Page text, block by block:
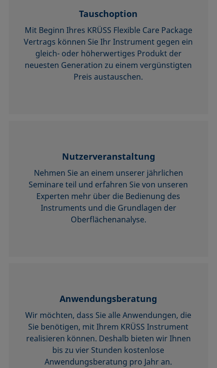
Tauschoption
Mit Beginn Ihres KRÜSS Flexible Care Package
Vertrags können Sie Ihr Instrument gegen ein
gleich- oder höherwertiges Produkt der
neuesten Generation zu einem vergünstigten
Preis austauschen.
Nutzerveranstaltung
Nehmen Sie an einem unserer jährlichen
Seminare teil und erfahren Sie von unseren
Experten mehr über die Bedienung des
Instruments und die Grundlagen der
Oberflächenanalyse.
Anwendungsberatung
Wir möchten, dass Sie alle Anwendungen, die
Sie benötigen, mit Ihrem KRÜSS Instrument
realisieren können. Deshalb bieten wir Ihnen
bis zu vier Stunden kostenlose
Anwendungsberatung pro Jahr an.